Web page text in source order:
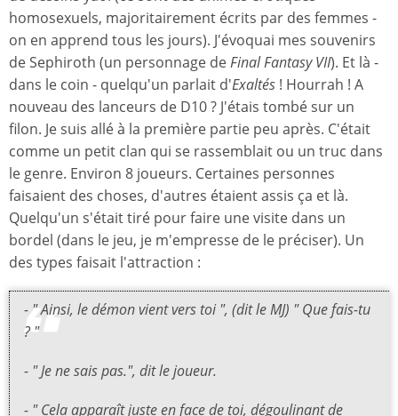
homosexuels, majoritairement écrits par des femmes -
on en apprend tous les jours). J'évoquai mes souvenirs
de Sephiroth (un personnage deFinal Fantasy VII). Et là -
dans le coin - quelqu'un parlait d'Exaltés ! Hourrah ! A
nouveau des lanceurs de D10 ? J'étais tombé sur un
filon. Je suis allé à la première partie peu après. C'était
comme un petit clan qui se rassemblait ou un truc dans
le genre. Environ 8 joueurs. Certaines personnes
faisaient des choses, d'autres étaient assis ça et là.
Quelqu'un s'était tiré pour faire une visite dans un
bordel (dans le jeu, je m'empresse de le préciser). Un
des types faisait l'attraction :
- " Ainsi, le démon vient vers toi ", (dit le MJ) " Que fais-tu
? "
- " Je ne sais pas.", dit le joueur.
- " Cela apparaît juste en face de toi, dégoulinant de